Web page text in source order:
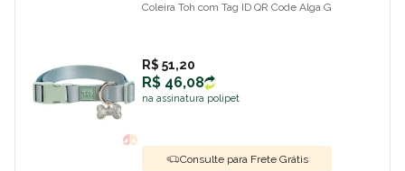
Coleira Toh com Tag ID QR Code Alga G
R$ 51,20
R$ 46,08
na assinatura polipet
Consulte para Frete Grátis